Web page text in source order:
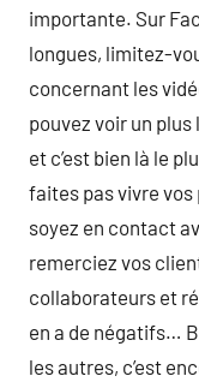
importante. Sur
longues, limitez-
concernant les
pouvez voir un
et c’est bien là le
faites pas vivre
soyez en contact
remerciez vos
collaborateurs et
en a de négatifs…
les autres, c’est